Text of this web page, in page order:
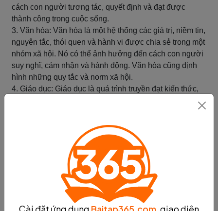
cách con người tương tác, quyết định và đạt được
thành công trong cuộc sống.
3. Văn hóa: Văn hóa là một hệ thống các giá trị, niềm tin,
nguyên tắc, thói quen và hành vi được chia sẻ trong một
nhóm xã hội. Nó có thể ảnh hưởng đến cách con người
suy nghĩ, cảm nhận và hành động. Văn hóa cũng định
hình những quy tắc và norm xã hội.
4. Giáo dục: Giáo dục là quá trình truyền đạt kiến thức,
kỹ năng và giá trị từ thế hệ này sang thế hệ khác. Nó có
vai trò quan trọng trong việc hình thành tư tưởng, tri thức
và hành vi của con người. Giáo dục cũng có thể ảnh
hưởng đến cơ hội tiếp cận, thành công và địa vị xã hội
Đặc tính xã hội học là một lĩnh vực rất đa dạng và phức
tạp. Nghiên cứu về đặc tính xã hội học giúp chúng ta
hiểu rõ hơn về sự tương tác xã hội và cách mà những
yếu tố xã hội ảnh hưởng đến con người.